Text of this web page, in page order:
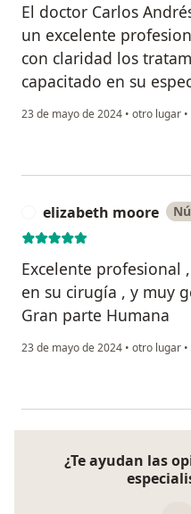
El doctor Carlos
un excelente
con claridad los
capacitado en su
23 de mayo de 2024 • otro lugar •
elizabeth moore
Excelente profesional
en su cirugía , y muy
Gran parte Humana
23 de mayo de 2024 • otro lugar •
¿Te ayudan las